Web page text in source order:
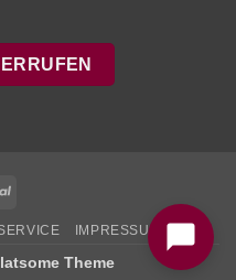
PayPal
IMPRESSUM
Theme